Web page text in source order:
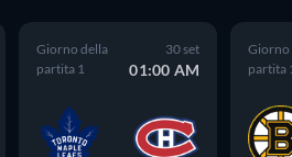
Giorno della
partita 1
30 set
01:00 AM
Giorno
partita